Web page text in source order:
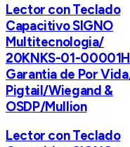
Lector con Teclado
Capacitivo SIGNO
Multitecnologia/
20KNKS-01-
Garantia de Por
Pigtail/Wiegand &
OSDP/Mullion
Lector con Teclado